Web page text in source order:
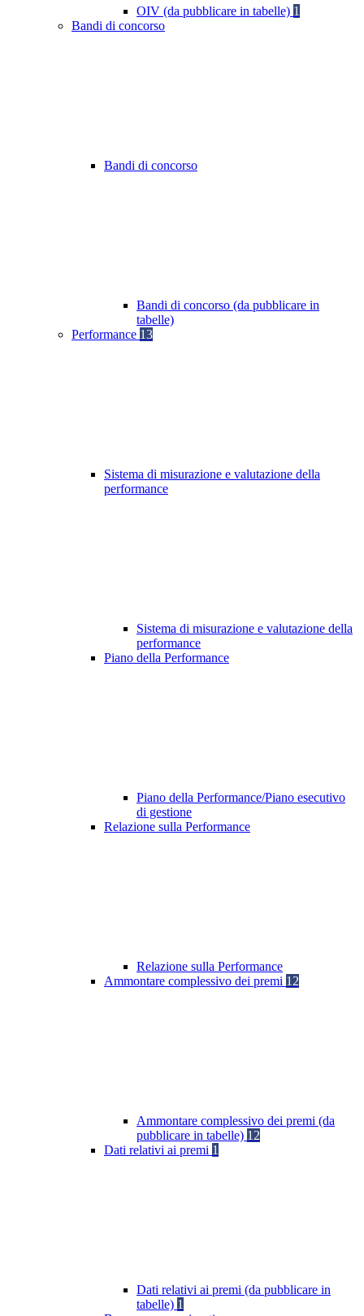
OIV (da pubblicare in tabelle) 1
Bandi di concorso
Bandi di concorso
Bandi di concorso (da pubblicare in
tabelle)
Performance 13
Sistema di misurazione e valutazione della
performance
Sistema di misurazione e valutazione della
performance
Piano della Performance
Piano della Performance/Piano esecutivo
di gestione
Relazione sulla Performance
Relazione sulla Performance
Ammontare complessivo dei premi 12
Ammontare complessivo dei premi (da
pubblicare in tabelle) 12
Dati relativi ai premi 1
Dati relativi ai premi (da pubblicare in
tabelle) 1